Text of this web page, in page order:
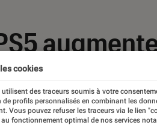
histoire
cookies
utilisent des traceurs soumis à votre
de profils personnalisés en combinant les
Vous pouvez refuser les traceurs via le lien
fonctionnement optimal de nos services